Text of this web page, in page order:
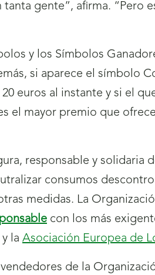
gente”, afirma. “Pero
y los Símbolos
si aparece el símbolo
euros al instante y si el
el mayor premio que
responsable y solidaria
consumos
medidas. La
con los más
y la Asociación Europea de
de la